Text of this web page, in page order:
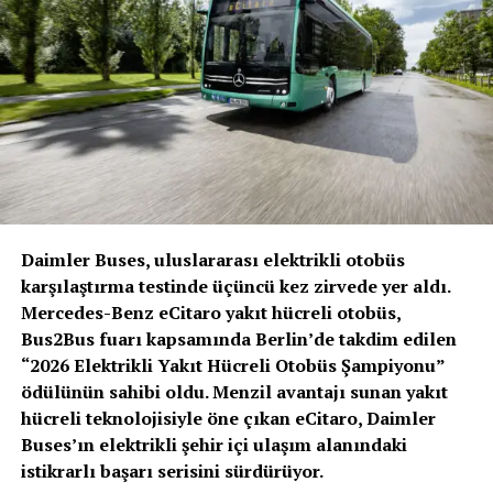
özgürlük ve bağımsızlık duygusunu, büyük bir duyguyu
temsil ediyordu. ID.Buzz da bu yaşam tarzını benimsiyor
ve zamanımıza aktarıyor. Emisyonsuz, sürdürülebilir,
hem kullanıcısıyla hem dış dünyayla tamamen bağlantılı
ve bir sonraki adım olan otonom sürüşe de hazır.
İç mekanda da sürdürülebilirlik
Karbon ayak izi sıfıra indirgenen ID.Buzz’ın her iki
konumunda. Ayrıca aracın iç mekanında, geri
dönüştürülmüş sentetik malzemeler yer alırken gerçek
deri kullanılmadı.
ID.Buzz Volkswagen Ticari Araç tarafından
Hannover’de, Volkswagen Grubu’nun Modüler Elektrikli
Tahrik Platformunda (MEB) geliştirildi. Tamamen
elektrikli otomobiller için geliştirilen dünyanın ilk
ölçeklenebilir seri üretim platformu olan MEB, farklı
Daimler Buses, uluslararası elektrikli otobüs
karşılaştırma testinde üçüncü kez zirvede yer aldı.
Mercedes-Benz eCitaro yakıt hücreli otobüs,
Bus2Bus fuarı kapsamında Berlin’de takdim edilen
“2026 Elektrikli Yakıt Hücreli Otobüs Şampiyonu”
ödülünün sahibi oldu. Menzil avantajı sunan yakıt
hücreli teknolojisiyle öne çıkan eCitaro, Daimler
Buses’ın elektrikli şehir içi ulaşım alanındaki
istikrarlı başarı serisini sürdürüyor.